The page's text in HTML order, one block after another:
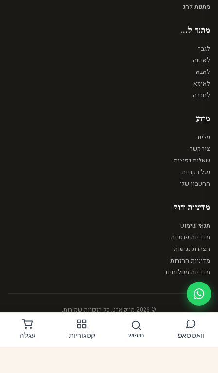
מתנות לחג
מתנה ל...
לגבר
לאישה
לאבא
לאימא
לחברה
מידע
עלינו
צור קשר
שאלות נפוצות
עגלת קניות
החשבון שלי
מדיניות וחוק
תנאי שימוש
מדיניות פרטיות
הצהרת נגישות
מדיניות החזרות
מדיניות משלוחים
© 2026 מייק ארט. כל הזכויות שמורות.
MASTERCARD
PAYPAL וואטסאפ חיפוש קטגוריות עגלה